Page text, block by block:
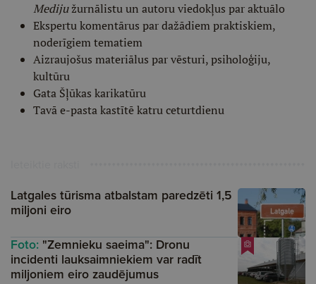
Medijužurnālistu un autoru viedokļus par aktuālo
Ekspertu komentārus par dažādiem praktiskiem,
noderīgiem tematiem
Aizraujošus materiālus par vēsturi, psiholoģiju,
kultūru
Gata Šļūkas karikatūru
Tavā e-pasta kastītē katru ceturtdienu
Latgales tūrisma atbalstam paredzēti 1,5
miljoni eiro
Foto: "Zemnieku saeima": Dronu
incidenti lauksaimniekiem var radīt
miljoniem eiro zaudējumus